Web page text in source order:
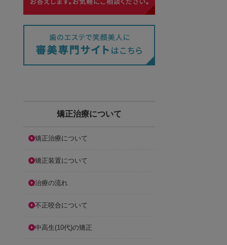
矯正治療について
矯正治療について
矯正装置について
治療の流れ
不正咬合について
中高生(10代)の矯正